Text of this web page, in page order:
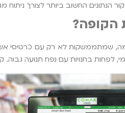
הנתונים החשוב ביותר לצורך ניתוח
הקופה?
לפחות בחנויות עם נפח תנועה